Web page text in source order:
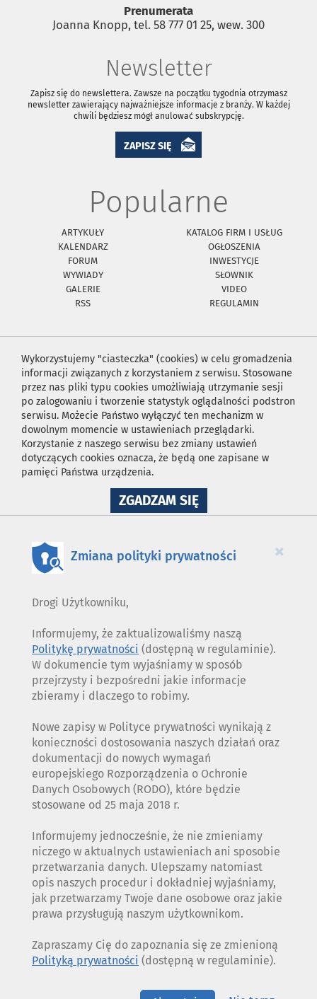
Prenumerata
Joanna Knopp, tel. 58 777 01 25, wew. 300
Newsletter
Zapisz się do newslettera. Zawsze na początku tygodnia otrzymasz
newsletter zawierający najważniejsze informacje z branży. W każdej
chwili będziesz mógł anulować subskrypcję.
ZAPISZ SIĘ
Popularne
ARTYKUŁY
KATALOG FIRM I USŁUG
KALENDARZ
OGŁOSZENIA
FORUM
INWESTYCJE
WYWIADY
SŁOWNIK
GALERIE
VIDEO
RSS
REGULAMIN
Wykorzystujemy "ciasteczka" (cookies) w celu gromadzenia
informacji związanych z korzystaniem z serwisu. Stosowane
przez nas pliki typu cookies umożliwiają utrzymanie sesji
po zalogowaniu i tworzenie statystyk oglądalności podstron
serwisu. Możecie Państwo wyłączyć ten mechanizm w
dowolnym momencie w ustawieniach przeglądarki.
Korzystanie z naszego serwisu bez zmiany ustawień
dotyczących cookies oznacza, że będą one zapisane w
pamięci Państwa urządzenia.
ZGADZAM SIĘNA
WYKORZYSTANIE
×
Zmiana polityki prywatności
Drogi Użytkowniku,
Informujemy, że zaktualizowaliśmy naszą
Politykę prywatności (dostępną w regulaminie).
W dokumencie tym wyjaśniamy w sposób
przejrzysty i bezpośredni jakie informacje
zbieramy i dlaczego to robimy.
Nowe zapisy w Polityce prywatności wynikają z
konieczności dostosowania naszych działań oraz
dokumentacji do nowych wymagań
europejskiego Rozporządzenia o Ochronie
Danych Osobowych (RODO), które będzie
stosowane od 25 maja 2018 r.
Informujemy jednocześnie, że nie zmieniamy
niczego w aktualnych ustawieniach ani sposobie
przetwarzania danych. Ulepszamy natomiast
opis naszych procedur i dokładniej wyjaśniamy,
jak przetwarzamy Twoje dane osobowe oraz jakie
prawa przysługują naszym użytkownikom.
Zapraszamy Cię do zapoznania się ze zmienioną
Polityką prywatności (dostępną w regulaminie).